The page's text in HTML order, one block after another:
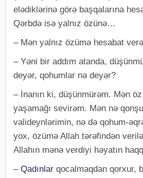
elədiklərinə görə başqalarına
Qərbdə isə yalnız özünə…
– Mən yalnız özümə hesabat
– Yəni bir addım atanda,
deyər, qohumlar nə deyər?
– İnanın ki, düşünmürəm. Mən öz
yaşamağı sevirəm. Mən nə
valideynlərimin, nə də qohum-
yox, özümə Allah tərəfindən
Allahın mənə verdiyi həyatın
– Qadınlar qocalmaqdan qorxur,